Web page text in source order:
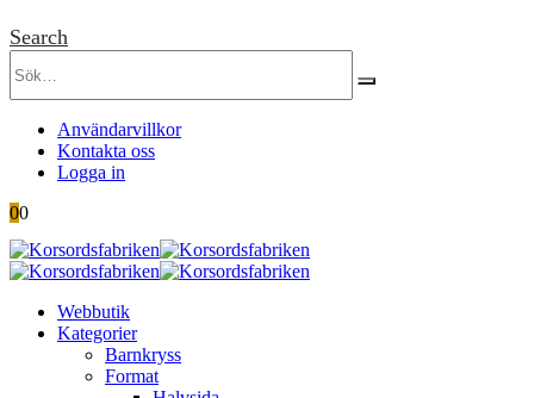
Search
Användarvillkor
Kontakta oss
Logga in
00
Webbutik
Kategorier
Barnkryss
Format